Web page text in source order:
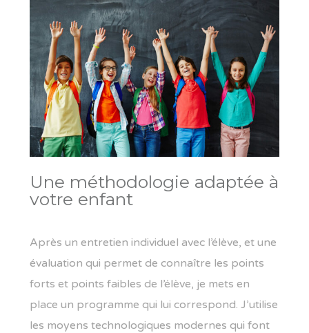
Une méthodologie adaptée à
votre enfant
Après un entretien individuel avec l’élève, et une
évaluation qui permet de connaître les points
forts et points faibles de l’élève, je mets en
place un programme qui lui correspond. J’utilise
les moyens technologiques modernes qui font